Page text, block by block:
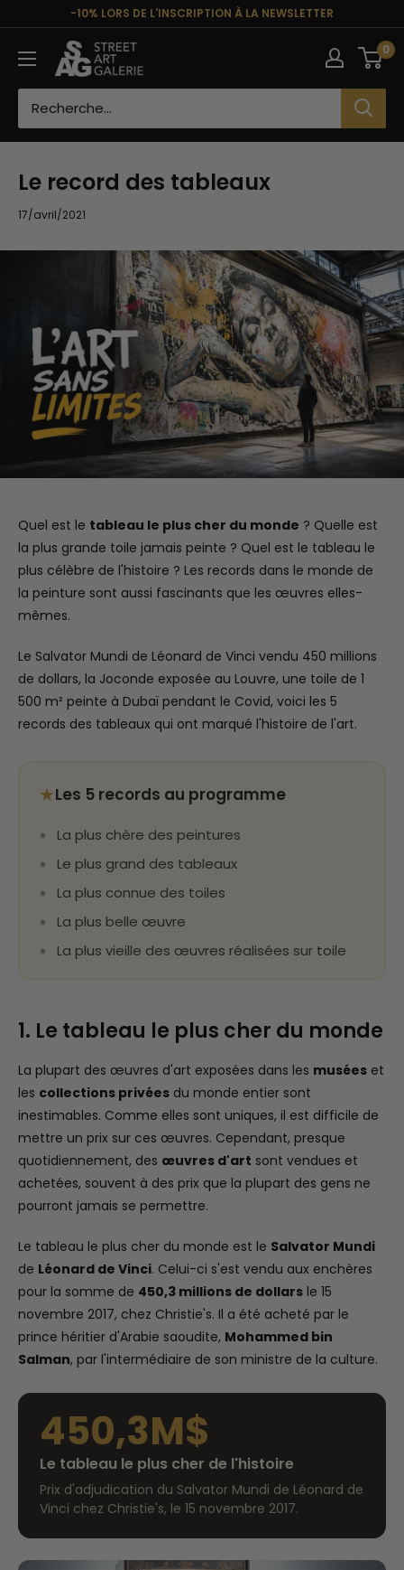
contenu
-10% LORS DE L'INSCRIPTION À LA NEWSLETTER
Street
Art
0
Le record des tableaux
17/avril/2021
Quel est le tableau le plus cher du monde ? Quelle est
la plus grande toile jamais peinte ? Quel est le tableau le
plus célèbre de l'histoire ? Les records dans le monde de
la peinture sont aussi fascinants que les œuvres elles-
mêmes.
Le Salvator Mundi de Léonard de Vinci vendu 450 millions
de dollars, la Joconde exposée au Louvre, une toile de 1
500 m² peinte à Dubaï pendant le Covid, voici les 5
records des tableaux qui ont marqué l'histoire de l'art.
★Les 5 records au programme
La plus chère des peintures
Le plus grand des tableaux
La plus connue des toiles
La plus belle œuvre
La plus vieille des œuvres réalisées sur toile
1. Le tableau le plus cher du monde
La plupart des œuvres d'art exposées dans les musées et
les collections privées du monde entier sont
inestimables. Comme elles sont uniques, il est difficile de
mettre un prix sur ces œuvres. Cependant, presque
quotidiennement, des œuvres d'art sont vendues et
achetées, souvent à des prix que la plupart des gens ne
pourront jamais se permettre.
Le tableau le plus cher du monde est le Salvator Mundi
de Léonard de Vinci. Celui-ci s'est vendu aux enchères
pour la somme de 450,3 millions de dollars le 15
novembre 2017, chez Christie's. Il a été acheté par le
prince héritier d'Arabie saoudite, Mohammed bin
Salman, par l'intermédiaire de son ministre de la culture.
450,3M$
Le tableau le plus cher de l'histoire
Prix d'adjudication du Salvator Mundi de Léonard de
Vinci chez Christie's, le 15 novembre 2017.